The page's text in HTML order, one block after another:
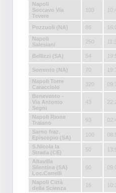
Napoli
Soccavo Via
Tevere
103
Pozzuoli (NA) 86
Napoli
Salesiani
250
Bellizzi (SA) 54
Sorrento (NA) 70
Napoli Torre
Caracciolo
320
Benevento -
Via Antonio
Segni
43
Napoli Rione
Traiano
93
Sarno fraz.
Episcopio (SA)
100
S.Nicola la
Strada (CE)
50
Altavilla
Silentina (SA)
Loc.Cerrelli
60
Napoli Città
della Scienza
16